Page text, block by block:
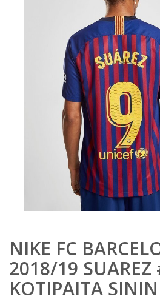
NIKE FC
2018/19 SUAREZ
KOTIPAITA